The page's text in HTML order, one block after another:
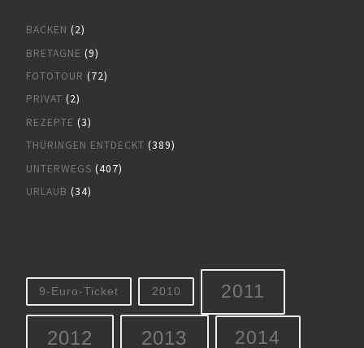
BACKEN (2)
BRETAGNE (9)
FOTOTOUR (72)
PRIVAT (2)
REZEPTE (3)
THÜRINGEN ENTDECKT (389)
UNTERWEGS (407)
URLAUB (34)
9-Euro-Ticket 2010 2011
2012 2013 2014